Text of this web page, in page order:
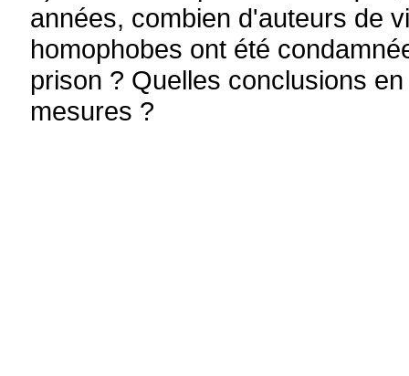
années, combien d'auteurs de
homophobes ont été
prison ? Quelles conclusions
mesures ?